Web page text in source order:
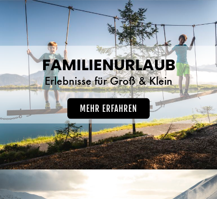
FAMILIENURLAUB
Erlebnisse für Groß & Klein
MEHR ERFAHREN